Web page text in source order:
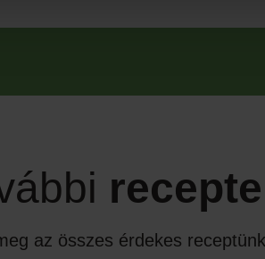
az összes érdekes